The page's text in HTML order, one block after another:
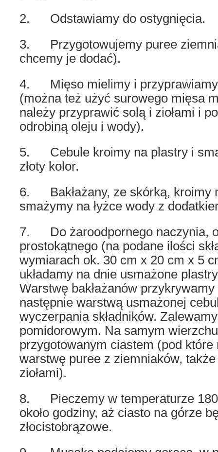
2. Odstawiamy do ostygnięcia.
3. Przygotowujemy puree
chcemy je dodać).
4. Mięso mielimy i przyprawiamy
(można też użyć surowego mięsa
należy przyprawić solą i ziołami i
odrobiną oleju i wody).
5. Cebule kroimy na plastry i
złoty kolor.
6. Bakłażany, ze skórką, kroimy
smażymy na łyżce wody z
7. Do żaroodpornego naczynia,
prostokątnego (na podane ilości
wymiarach ok. 30 cm x 20 cm x 5
układamy na dnie usmażone
Warstwę bakłażanów
następnie warstwą usmażonej
wyczerpania składników.
pomidorowym. Na samym
przygotowanym ciastem (pod które
warstwę puree z ziemniaków,
ziołami).
8. Pieczemy w temperaturze
około godziny, aż ciasto na górze
złocistobrązowe.